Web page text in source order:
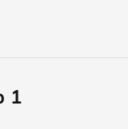
1